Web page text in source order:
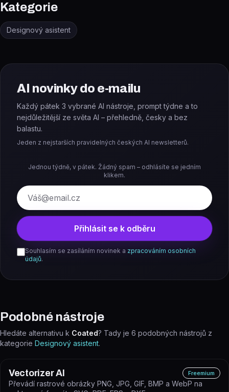
Kategorie
Designový asistent
AI novinky do e-mailu
Každý pátek 3 vybrané AI nástroje, prompt týdne a to
nejdůležitější ze světa AI – přehledně, česky a bez
balastu.
Jeden z nejstarších pravidelných českých AI newsletterů.
Jednou týdně, v pátek. Žádný spam – odhlásíte se jedním
klikem.
E-mail
Přihlásit se k odběru
Souhlasím se zasíláním novinek a zpracováním osobních
údajů.
Podobné nástroje
Hledáte alternativu k Coated? Tady je 6 podobných nástrojů z
kategorie Designový asistent.
Vectorizer AI Freemium
Převádí rastrové obrázky PNG, JPG, GIF, BMP a WebP na